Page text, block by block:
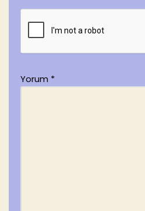
Yorum *